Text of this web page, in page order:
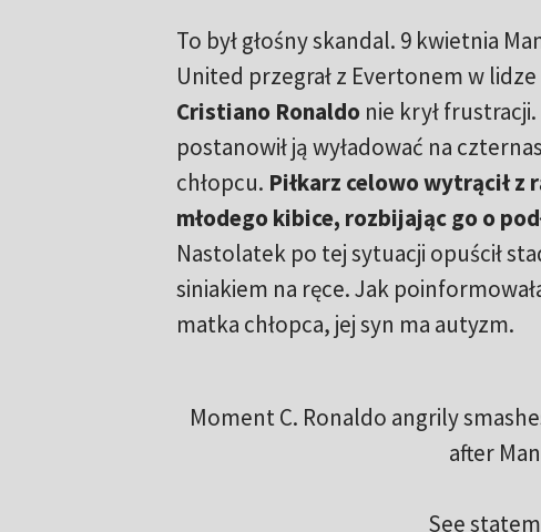
To był głośny skandal. 9 kwietnia
United przegrał z Evertonem w lidze
Cristiano Ronaldo nie krył
postanowił ją wyładować na
chłopcu. Piłkarz celowo wytrącił z
młodego kibice, rozbijając go o
Nastolatek po tej sytuacji opuścił
siniakiem na ręce. Jak
matka chłopca, jej syn ma autyzm.
Moment C. Ronaldo angrily
after
See